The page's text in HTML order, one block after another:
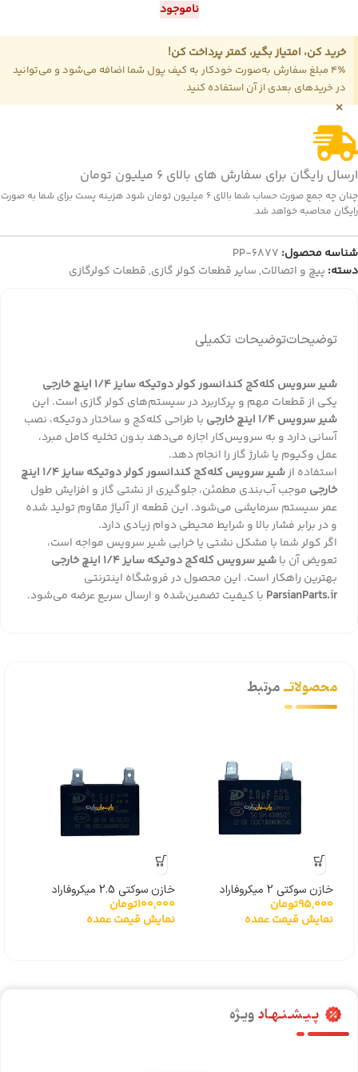
ناموجود
خرید کن، امتیاز بگیر، کمتر پرداخت کن!
4٪ مبلغ سفارش به‌صورت خودکار به کیف پول شما اضافه می‌شود و می‌توانید
در خریدهای بعدی از آن استفاده کنید.
×
ارسال رایگان برای سفارش های بالای 6 میلیون تومان
چنان چه جمع صورت حساب شما بالای 6 میلیون تومان شود هزینه پست برای شما به صورت
رایگان محاصبه خواهد شد.
شناسه محصول: PP-6877
دسته: پیچ و اتصالات, سایر قطعات کولر گازی, قطعات کولرگازی
توضیحاتتوضیحات تکمیلی
شیر سرویس کله‌کج کندانسور کولر دوتیکه سایز 1/4 اینچ خارجی
یکی از قطعات مهم و پرکاربرد در سیستم‌های کولر گازی است. این
شیر سرویس 1/4 اینچ خارجی
با طراحی کله‌کج و ساختار دوتیکه، نصب
آسانی دارد و به سرویس‌کار اجازه می‌دهد بدون تخلیه کامل مبرد،
عمل وکیوم یا شارژ گاز را انجام دهد.
استفاده از
شیر سرویس کله‌کج کندانسور کولر دوتیکه سایز 1/4 اینچ
خارجی موجب آب‌بندی مطمئن، جلوگیری از نشتی گاز و افزایش طول
عمر سیستم سرمایشی می‌شود. این قطعه از آلیاژ مقاوم تولید شده
و در برابر فشار بالا و شرایط محیطی دوام زیادی دارد.
اگر کولر شما با مشکل نشتی یا خرابی شیر سرویس مواجه است،
تعویض آن باشیر سرویس کله‌کج دوتیکه سایز 1/4 اینچ خارجی
بهترین راهکار است. این محصول در فروشگاه اینترنتی
ParsianParts.ir با کیفیت تضمین‌شده و ارسال سریع عرضه می‌شود.
محصولاتــمرتبط
خازن سوکتی 2 میکروفاراد
95,000تومان
نمایش قیمت عمده
خازن سوکتی 2.5 میکروفاراد
100,000تومان
نمایش قیمت عمده
پـیـشـنـهـادویـژه